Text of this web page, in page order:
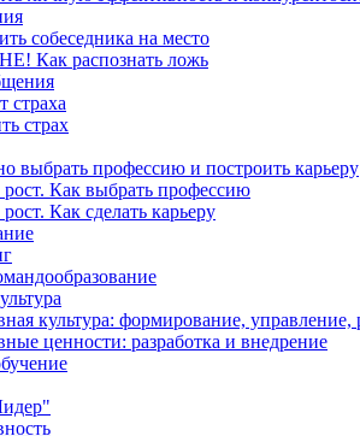
собеседника на место
Как распознать ложь
страха
страх
выбрать профессию и построить карьеру
Как выбрать профессию
Как сделать карьеру
культура: формирование, управление,
ценности: разработка и внедрение